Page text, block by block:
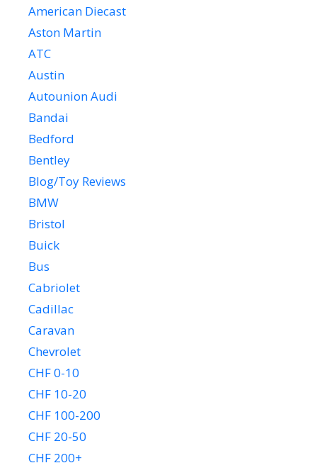
American Diecast
Aston Martin
ATC
Austin
Autounion Audi
Bandai
Bedford
Bentley
Blog/Toy Reviews
BMW
Bristol
Buick
Bus
Cabriolet
Cadillac
Caravan
Chevrolet
CHF 0-10
CHF 10-20
CHF 100-200
CHF 20-50
CHF 200+